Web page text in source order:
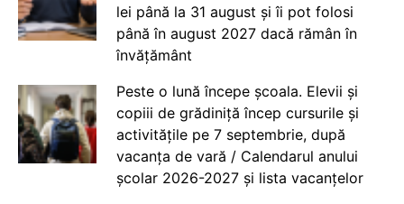
lei până la 31 august și îi pot folosi
până în august 2027 dacă rămân în
învățământ
Peste o lună începe școala. Elevii și
copiii de grădiniță încep cursurile și
activitățile pe 7 septembrie, după
vacanța de vară / Calendarul anului
școlar 2026-2027 și lista vacanțelor